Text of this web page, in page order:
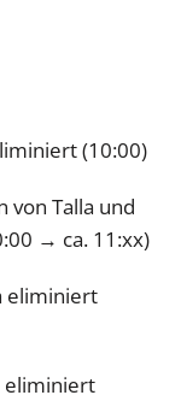
(10:00)
von Talla und
→ ca. 11:xx)
eliminiert
eliminiert